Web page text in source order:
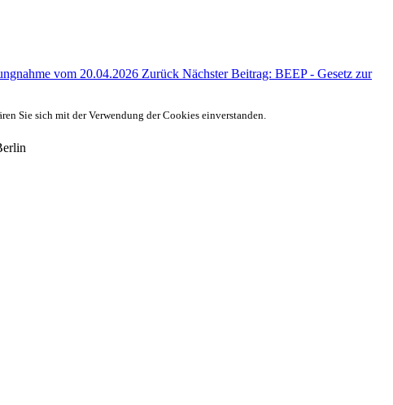
vom 20.04.2026 Zurück Nächster Beitrag: BEEP - Gesetz zur
Sie sich mit der Verwendung der Cookies einverstanden.